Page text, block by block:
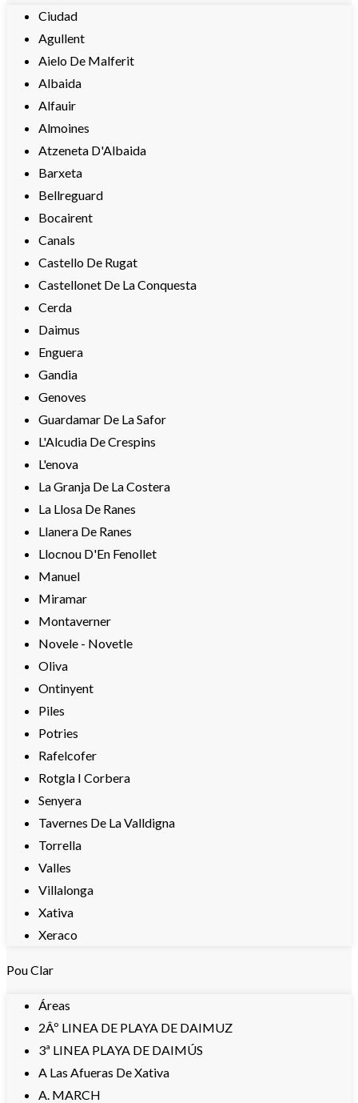
Ciudad
Agullent
Aielo De Malferit
Albaida
Alfauir
Almoines
Atzeneta D'Albaida
Barxeta
Bellreguard
Bocairent
Canals
Castello De Rugat
Castellonet De La Conquesta
Cerda
Daimus
Enguera
Gandia
Genoves
Guardamar De La Safor
L'Alcudia De Crespins
L'enova
La Granja De La Costera
La Llosa De Ranes
Llanera De Ranes
Llocnou D'En Fenollet
Manuel
Miramar
Montaverner
Novele - Novetle
Oliva
Ontinyent
Piles
Potries
Rafelcofer
Rotgla I Corbera
Senyera
Tavernes De La Valldigna
Torrella
Valles
Villalonga
Xativa
Xeraco
Pou Clar
Áreas
2Âº LINEA DE PLAYA DE DAIMUZ
3ª LINEA PLAYA DE DAIMÚS
A Las Afueras De Xativa
A. MARCH